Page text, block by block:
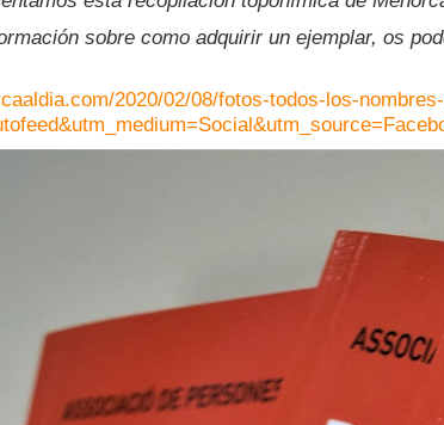
sobre como adquirir un ejemplar, os
2020/02/08/fotos-todos-los-